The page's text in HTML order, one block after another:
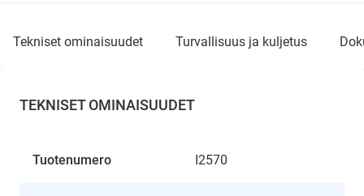
tekniset ominaisuudet turvallisuus ja kuljetus
TEKNISET OMINAISUUDET
Tuotenumero I2570